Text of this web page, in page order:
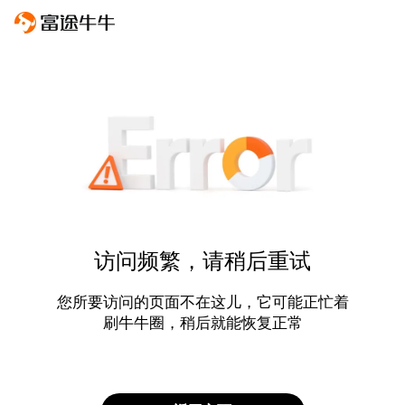
访问频繁，请稍后重试
您所要访问的页面不在这儿，它可能正忙着
刷牛牛圈，稍后就能恢复正常